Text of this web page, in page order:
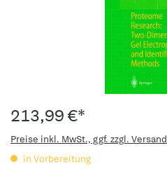
213,99 €*
Preise inkl. MwSt., ggf. zzgl.
in Vorbereitung